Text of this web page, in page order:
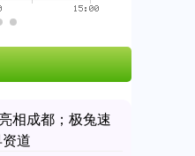
相成都；极兔速
道